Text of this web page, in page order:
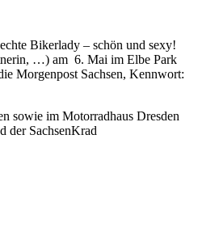
Bikerlady – schön und sexy!
…) am 6. Mai im Elbe Park
Morgenpost Sachsen, Kennwort:
sowie im Motorradhaus Dresden
der SachsenKrad